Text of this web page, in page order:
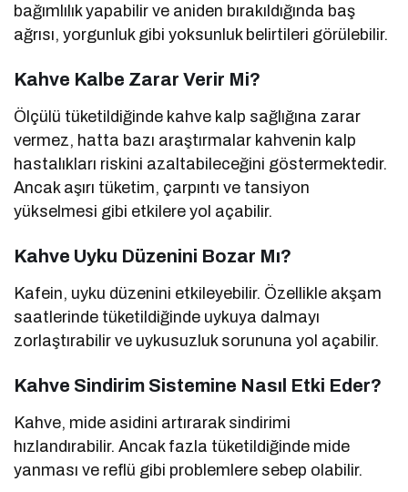
bağımlılık yapabilir ve aniden bırakıldığında baş
ağrısı, yorgunluk gibi yoksunluk belirtileri görülebilir.
Kahve Kalbe Zarar Verir Mi?
Ölçülü tüketildiğinde kahve kalp sağlığına zarar
vermez, hatta bazı araştırmalar kahvenin kalp
hastalıkları riskini azaltabileceğini göstermektedir.
Ancak aşırı tüketim, çarpıntı ve tansiyon
yükselmesi gibi etkilere yol açabilir.
Kahve Uyku Düzenini Bozar Mı?
Kafein, uyku düzenini etkileyebilir. Özellikle akşam
saatlerinde tüketildiğinde uykuya dalmayı
zorlaştırabilir ve uykusuzluk sorununa yol açabilir.
Kahve Sindirim Sistemine Nasıl Etki Eder?
Kahve, mide asidini artırarak sindirimi
hızlandırabilir. Ancak fazla tüketildiğinde mide
yanması ve reflü gibi problemlere sebep olabilir.